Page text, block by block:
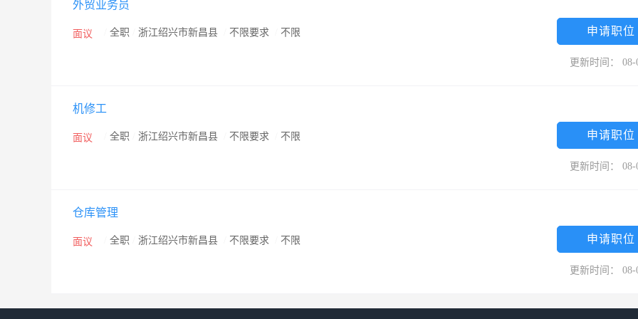
外贸业务员
面议 全职 浙江绍兴市新昌县 不限要求 不限 申请职位
更新时间： 08-
机修工
面议 全职 浙江绍兴市新昌县 不限要求 不限 申请职位
更新时间： 08-
仓库管理
面议 全职 浙江绍兴市新昌县 不限要求 不限 申请职位
更新时间： 08-